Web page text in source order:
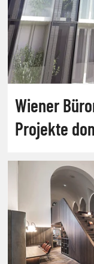
Wiener
Projekte